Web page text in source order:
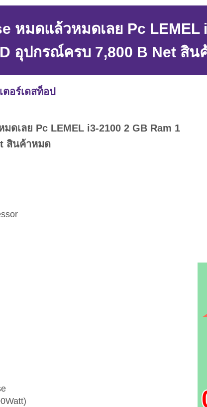
หมดแล้วหมดเลย Pc LEMEL
อุปกรณ์ครบ 7,800 B Net สิน
ตอร์เดสท็อป
ดเลย Pc LEMEL i3-2100 2 GB Ram 1
สินค้าหมด